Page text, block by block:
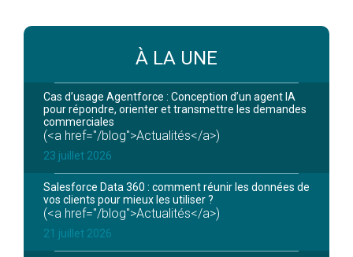
À LA UNE
Cas d’usage Agentforce : Conception d’un agent IA
pour répondre, orienter et transmettre les demandes
commerciales
(<a href="/blog">Actualités</a>)
23 juillet 2026
Salesforce Data 360 : comment réunir les données de
vos clients pour mieux les utiliser ?
(<a href="/blog">Actualités</a>)
21 juillet 2026